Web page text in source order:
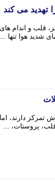
تهدید می کند
قلب و اندام
هوا تنها ...
تمرکز دارند،
پروستات، ...